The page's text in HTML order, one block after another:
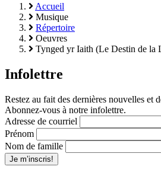
Accueil
Musique
Répertoire
Oeuvres
Tynged yr Iaith (Le Destin de la
Infolettre
Restez au fait des dernières nouvelles et
Abonnez-vous à notre infolettre.
Adresse de courriel
Prénom
Nom de famille